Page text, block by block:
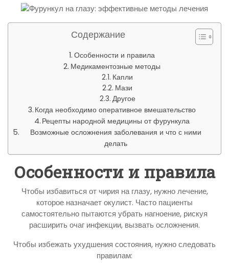
Содержание
Особенности и правила
Медикаментозные методы
Капли
Мази
Другое
Когда необходимо оперативное вмешательство
Рецепты народной медицины от фурункула
Возможные осложнения заболевания и что с ними
делать
Особенности и правила
Чтобы избавиться от чирия на глазу, нужно лечение,
которое назначает окулист. Часто пациенты
самостоятельно пытаются убрать нагноение, рискуя
расширить очаг инфекции, вызвать осложнения.
Чтобы избежать ухудшения состояния, нужно следовать
правилам: